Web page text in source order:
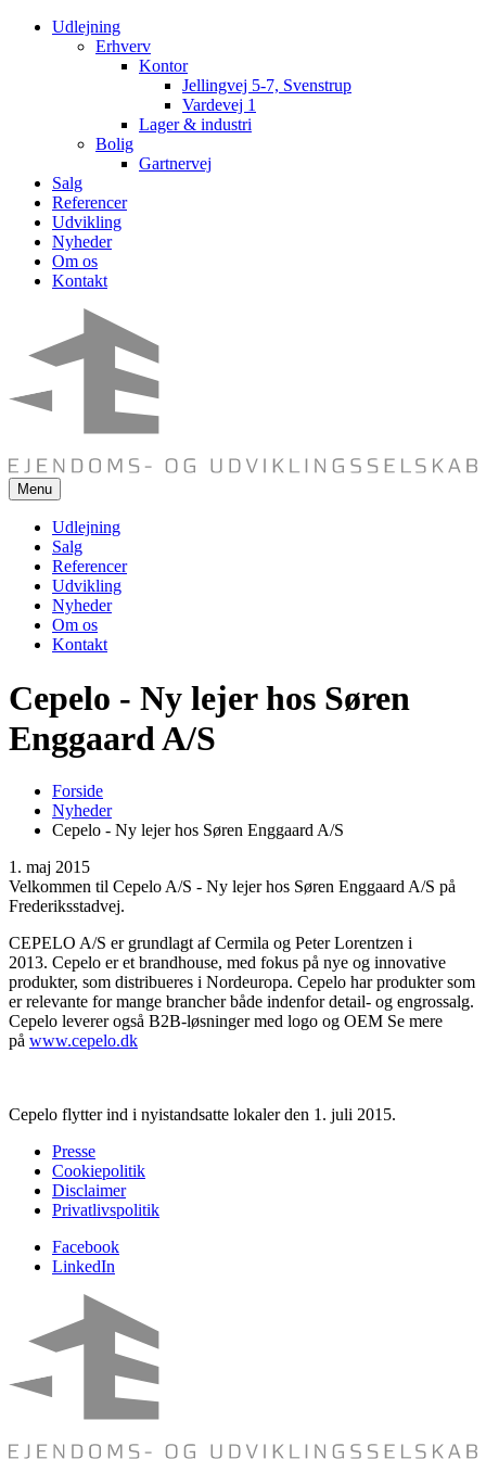
Udlejning
Erhverv
Kontor
Jellingvej 5-7, Svenstrup
Vardevej 1
Lager & industri
Bolig
Gartnervej
Salg
Referencer
Udvikling
Nyheder
Om os
Kontakt
Menu
Udlejning
Salg
Referencer
Udvikling
Nyheder
Om os
Kontakt
Cepelo - Ny lejer hos Søren
Enggaard A/S
Forside
Nyheder
Cepelo - Ny lejer hos Søren Enggaard A/S
1. maj 2015
Velkommen til Cepelo A/S - Ny lejer hos Søren Enggaard A/S på
Frederiksstadvej.
CEPELO A/S er grundlagt af Cermila og Peter Lorentzen i
2013. Cepelo er et brandhouse, med fokus på nye og innovative
produkter, som distribueres i Nordeuropa. Cepelo har produkter som
er relevante for mange brancher både indenfor detail- og engrossalg.
Cepelo leverer også B2B-løsninger med logo og OEM Se mere
på www.cepelo.dk
Cepelo flytter ind i nyistandsatte lokaler den 1. juli 2015.
Presse
Cookiepolitik
Disclaimer
Privatlivspolitik
Facebook
LinkedIn